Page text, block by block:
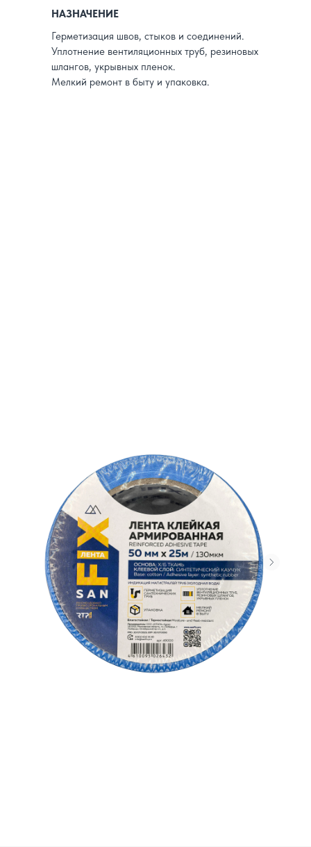
Герметизация швов, стыков и соединений.
Уплотнение вентиляционных труб, резиновых
шлангов, укрывных пленок.
Мелкий ремонт в быту и упаковка.
НАЗНАЧЕНИЕ